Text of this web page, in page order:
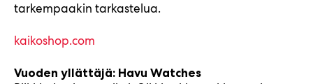
tarkempaakin tarkastelua.
kaikoshop.com
Vuoden yllättäjä: Havu Watches